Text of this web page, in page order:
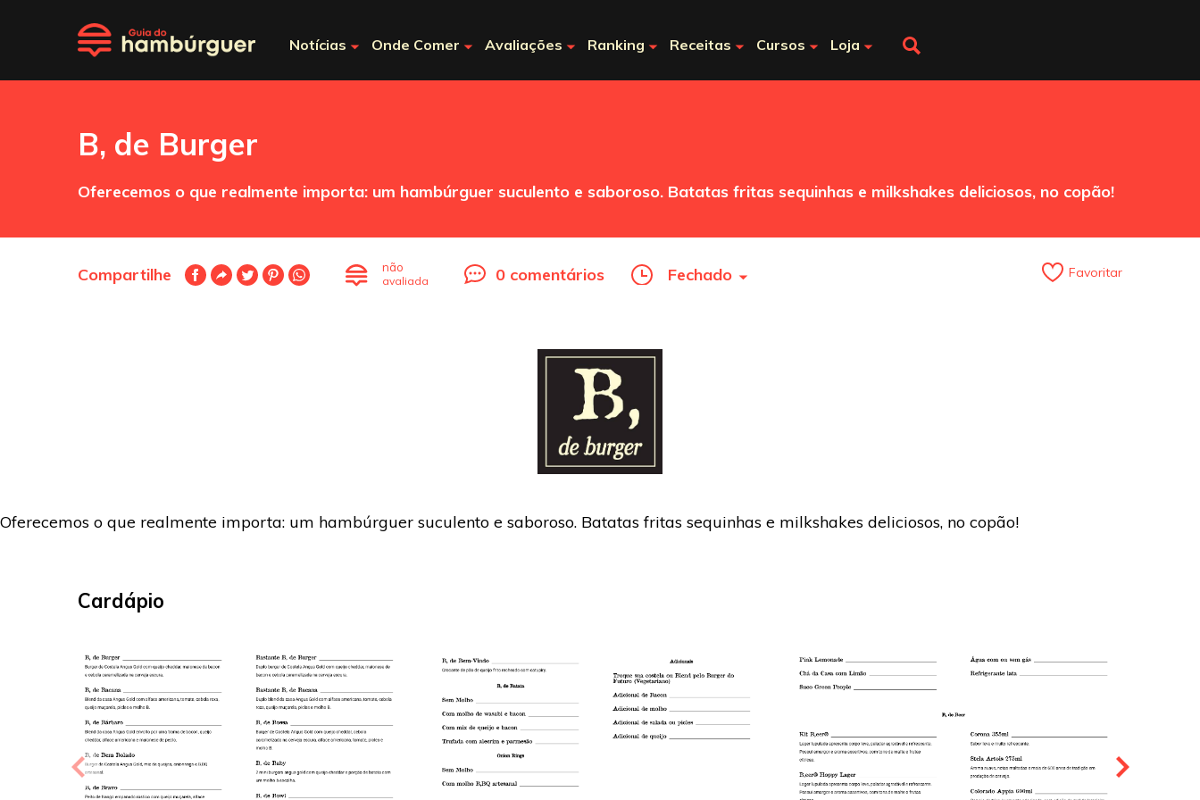
Notícias Onde Comer Avaliações Ranking Receitas Cursos Loja
B, de Burger
Oferecemos o que realmente importa: um hambúrguer suculento e saboroso. Batatas fritas sequinhas e milkshakes deliciosos, no copão!
Compartilhe não
avaliada 0 comentários Fechado Favoritar
Oferecemos o que realmente importa: um hambúrguer suculento e saboroso. Batatas fritas sequinhas e milkshakes deliciosos, no copão!
Cardápio